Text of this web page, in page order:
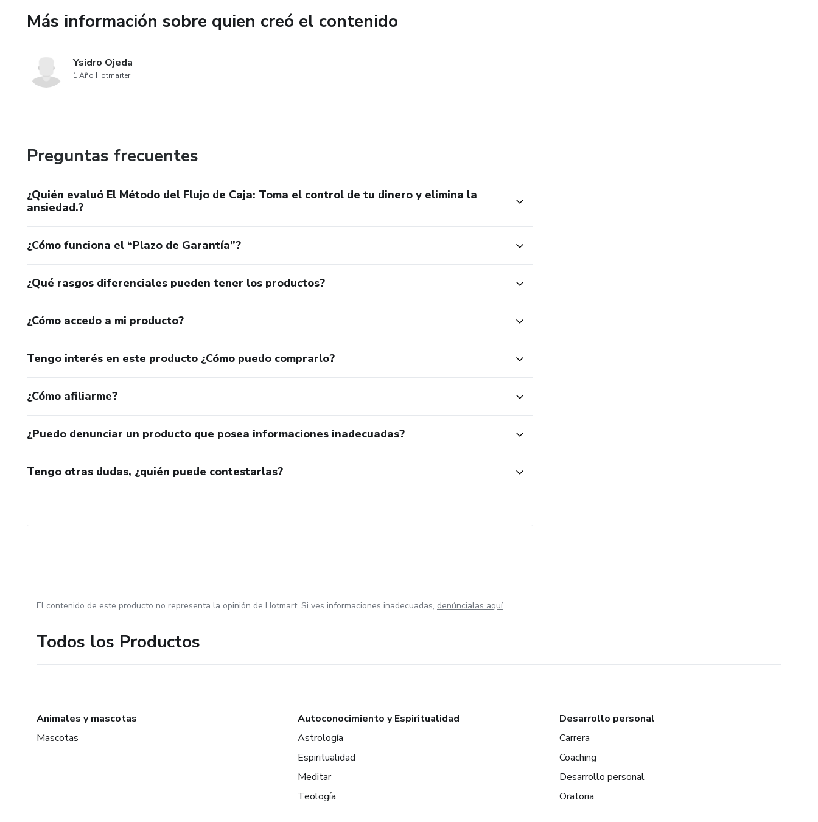
* Domesticar la bestia de los impuestos para que nunca más sea una sorpresa dolorosa.
🔥 **¡BONUS DE REGALO INCLUIDO!** 🔥
instantáneo a nuestro **"Checklist: Mi Ritual Financiero Semanal de 5 Minutos"**. Una guía
forma definitiva.
Más información sobre quien creó el contenido
Ysidro Ojeda
1 Año Hotmarter
Preguntas frecuentes
¿Quién evaluó El Método del Flujo de Caja: Toma el control de tu dinero y elimina la
ansiedad.?
¿Cómo funciona el “Plazo de Garantía”?
¿Qué rasgos diferenciales pueden tener los productos?
¿Cómo accedo a mi producto?
Tengo interés en este producto ¿Cómo puedo comprarlo?
¿Cómo afiliarme?
¿Puedo denunciar un producto que posea informaciones inadecuadas?
Tengo otras dudas, ¿quién puede contestarlas?
El contenido de este producto no representa la opinión de Hotmart. Si ves informaciones inadecuadas, denúncialas aquí
Todos los Productos
Animales y mascotas
Mascotas
Autoconocimiento y Espiritualidad
Astrología
Espiritualidad
Meditar
Teología
Desarrollo personal
Carrera
Coaching
Desarrollo personal
Oratoria